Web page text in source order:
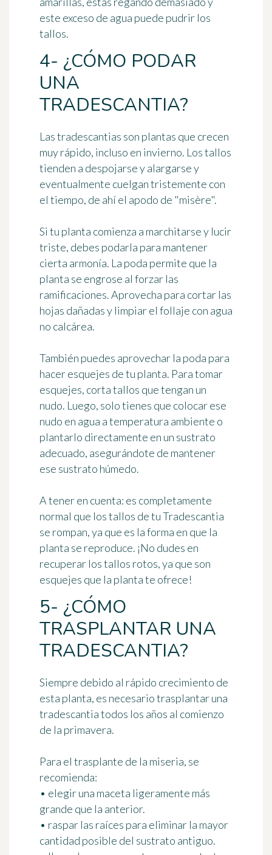
este exceso de agua puede pudrir los
tallos.
4- ¿CÓMO PODAR
UNA
TRADESCANTIA?
Las tradescantias son plantas que crecen
muy rápido, incluso en invierno. Los tallos
tienden a despojarse y alargarse y
eventualmente cuelgan tristemente con
el tiempo, de ahí el apodo de "misère".
Si tu planta comienza a marchitarse y lucir
triste, debes podarla para mantener
cierta armonía. La poda permite que la
planta se engrose al forzar las
ramificaciones. Aprovecha para cortar las
hojas dañadas y limpiar el follaje con agua
no calcárea.
También puedes aprovechar la poda para
hacer esquejes de tu planta. Para tomar
esquejes, corta tallos que tengan un
nudo. Luego, solo tienes que colocar ese
nudo en agua a temperatura ambiente o
plantarlo directamente en un sustrato
adecuado, asegurándote de mantener
ese sustrato húmedo.
A tener en cuenta: es completamente
normal que los tallos de tu Tradescantia
se rompan, ya que es la forma en que la
planta se reproduce. ¡No dudes en
recuperar los tallos rotos, ya que son
esquejes que la planta te ofrece!
5- ¿CÓMO
TRASPLANTAR UNA
TRADESCANTIA?
Siempre debido al rápido crecimiento de
esta planta, es necesario trasplantar una
tradescantiatodos los años al comienzo
de la primavera.
Para el trasplante de la miseria, se
recomienda:
• elegir una maceta ligeramente más
grande que la anterior.
• raspar las raíces para eliminar la mayor
cantidad posible del sustrato antiguo.